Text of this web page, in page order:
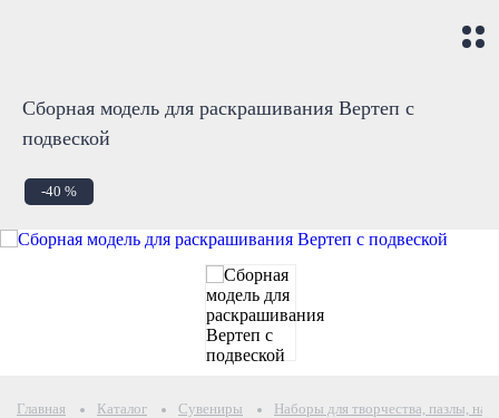
Сборная модель для раскрашивания Вертеп с
подвеской
-40 %
Главная Каталог Сувениры Наборы для творчества, пазлы,